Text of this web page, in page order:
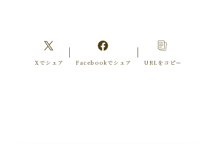
Xでシェア Facebookでシェア URLをコピー